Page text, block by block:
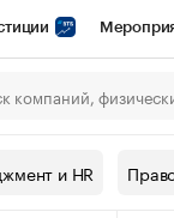
СПб
и HR